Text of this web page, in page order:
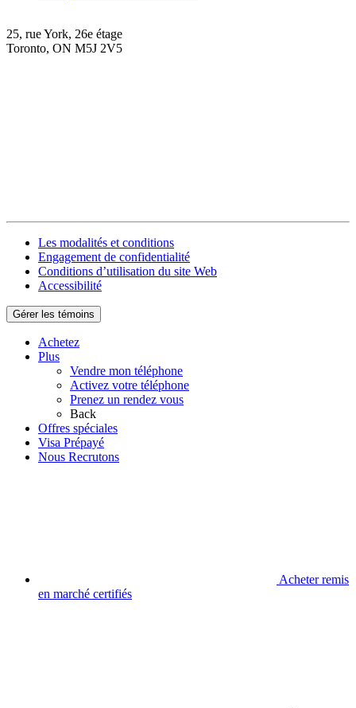
25, rue York, 26e étage
Toronto, ON M5J 2V5
Les modalités et conditions
Engagement de confidentialité
Conditions d’utilisation du site Web
Accessibilité
Gérer les témoins
Achetez
Plus
Vendre mon téléphone
Activez votre téléphone
Prenez un rendez vous
Back
Offres spéciales
Visa Prépayé
Nous Recrutons
Acheter remis
en marché certifiés